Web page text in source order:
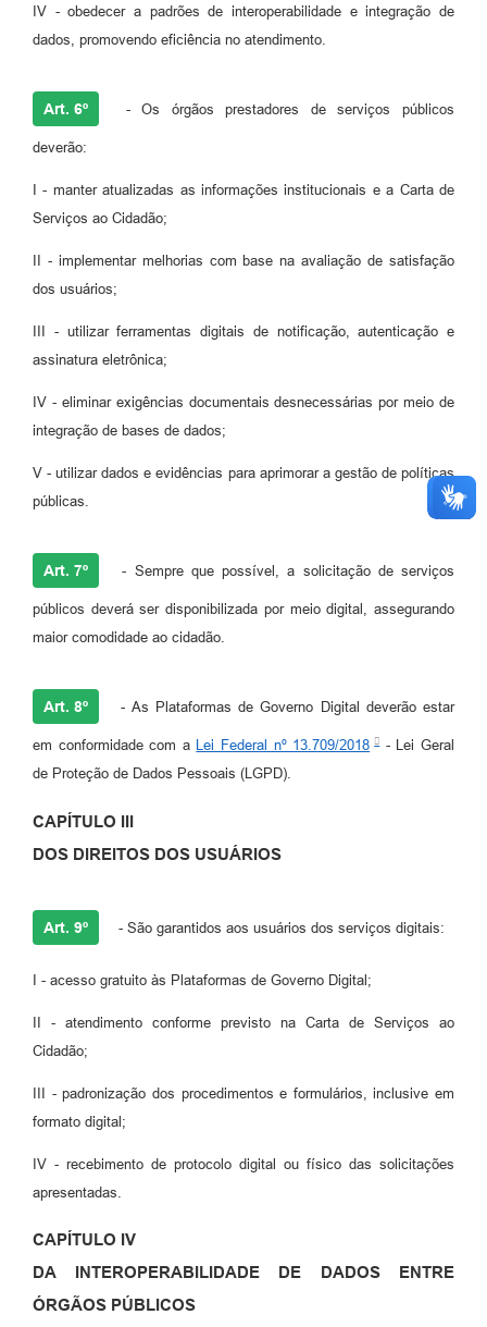
IV - obedecer a padrões de interoperabilidade e integração de
dados, promovendo eficiência no atendimento.
Art. 6º - Os órgãos prestadores de serviços públicos
deverão:
I - manter atualizadas as informações institucionais e a Carta de
Serviços ao Cidadão;
II - implementar melhorias com base na avaliação de satisfação
dos usuários;
III - utilizar ferramentas digitais de notificação, autenticação e
assinatura eletrônica;
IV - eliminar exigências documentais desnecessárias por meio de
integração de bases de dados;
V - utilizar dados e evidências para aprimorar a gestão de políticas
públicas.
Art. 7º - Sempre que possível, a solicitação de serviços
públicos deverá ser disponibilizada por meio digital, assegurando
maior comodidade ao cidadão.
Art. 8º - As Plataformas de Governo Digital deverão estar
em conformidade com a Lei Federal nº 13.709/2018
- Lei Geral
de Proteção de Dados Pessoais (LGPD).
CAPÍTULO III
DOS DIREITOS DOS USUÁRIOS
Art. 9º - São garantidos aos usuários dos serviços digitais:
I - acesso gratuito às Plataformas de Governo Digital;
II - atendimento conforme previsto na Carta de Serviços ao
Cidadão;
III - padronização dos procedimentos e formulários, inclusive em
formato digital;
IV - recebimento de protocolo digital ou físico das solicitações
apresentadas.
CAPÍTULO IV
DA INTEROPERABILIDADE DE DADOS ENTRE
ÓRGÃOS PÚBLICOS